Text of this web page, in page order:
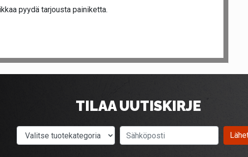
pyydä tarjousta painiketta.
TILAA UUTISKIRJE
Valitse tuotekategoria